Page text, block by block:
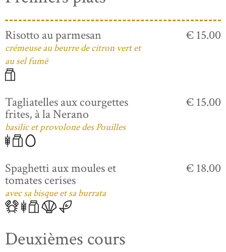
Risotto au parmesan
crémeuse au beurre de citron vert et
au sel fumé
€ 15.00
Tagliatelles aux courgettes
frites, à la Nerano
basilic et provolone des Pouilles
€ 15.00
Spaghetti aux moules et
tomates cerises
avec sa bisque et sa burrata
€ 18.00
Deuxièmes cours